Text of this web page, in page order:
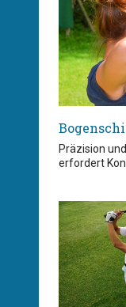
Präzision
erfordert